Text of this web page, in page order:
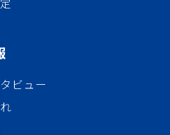
ビュー